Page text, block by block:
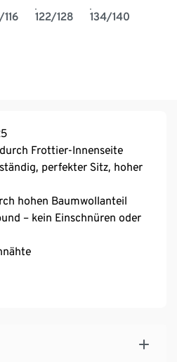
116 122/128 134/140
Frottier-Innenseite
perfekter Sitz, hoher
hohen Baumwollanteil
– kein Einschnüren oder
im Bund